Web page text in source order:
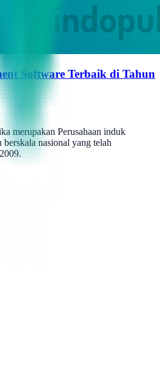
Software Terbaik di Tahun
merupakan Perusahaan induk
nasional yang telah